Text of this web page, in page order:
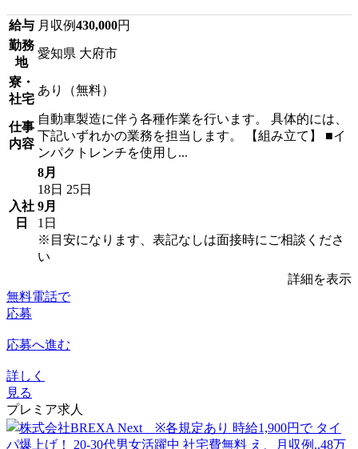
給与 月収例430,000円
勤務
地
愛知県 大府市
寮・
社宅
あり（無料）
仕事
内容
自動車製造に伴う各種作業を行います。 具体的には、
下記いずれかの業務を担当します。 【組み立て】 ■イ
ンパクトレンチを使用し...
入社
日
8月
18日 25日
9月
1日
※目安になります、表記なしは面接時にご相談くださ
い
詳細を表示
無料電話で
応募
応募へ進む
詳しく
見る
プレミア求人